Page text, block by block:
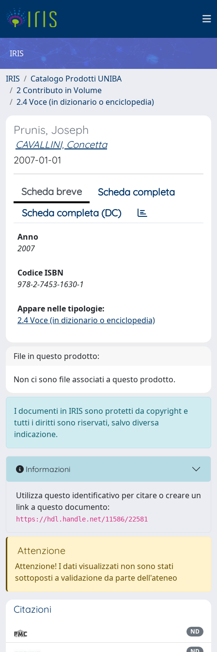
IRIS
IRIS
Catalogo Prodotti UNIBA
2 Contributo in Volume
2.4 Voce (in dizionario o enciclopedia)
Prunis, Joseph
CAVALLINI, Concetta
2007-01-01
Scheda breve
Scheda completa
Scheda completa (DC)
Anno
2007
Codice ISBN
978-2-7453-1630-1
Appare nelle tipologie:
2.4 Voce (in dizionario o enciclopedia)
File in questo prodotto:
Non ci sono file associati a questo prodotto.
I documenti in IRIS sono protetti da copyright e
tutti i diritti sono riservati, salvo diversa
indicazione.
Informazioni
Utilizza questo identificativo per citare o creare un
link a questo documento:
https://hdl.handle.net/11586/22581
Attenzione
Attenzione! I dati visualizzati non sono stati
sottoposti a validazione da parte dell'ateneo
Citazioni
ND